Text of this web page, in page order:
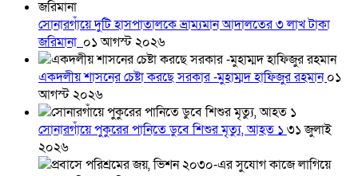
সোনারগাঁয়ে দুটি হাসপাতালকে ভ্রাম্যমান আদালতের ৩ লাখ টাকা
জরিমানা ০১ আগস্ট ২০২৬
একদলীয় শাসনের চেষ্টা করছে সরকার -মুহাম্মদ হাফিজুর রহমান০১
আগস্ট ২০২৬
সোনারগাঁয়ে পুকুরের পানিতে ডুবে শিশুর মৃত্যু, আহত ১ ৩১ জুলাই
২০২৬